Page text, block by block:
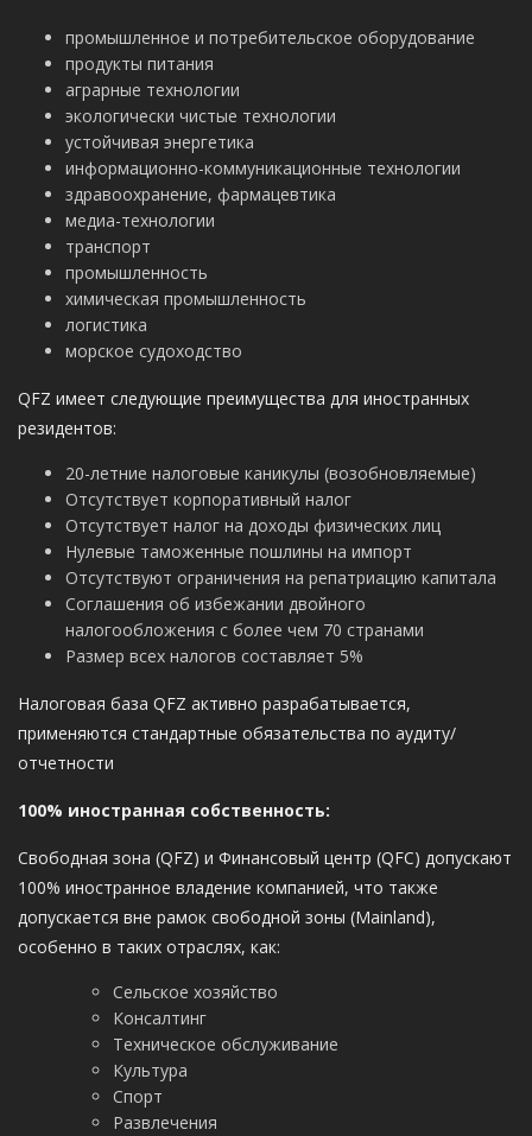
промышленное и потребительское оборудование
продукты питания
аграрные технологии
экологически чистые технологии
устойчивая энергетика
информационно-коммуникационные технологии
здравоохранение, фармацевтика
медиа-технологии
транспорт
промышленность
химическая промышленность
логистика
морское судоходство
QFZ имеет следующие преимущества для иностранных
резидентов:
20-летние налоговые каникулы (возобновляемые)
Отсутствует корпоративный налог
Отсутствует налог на доходы физических лиц
Нулевые таможенные пошлины на импорт
Отсутствуют ограничения на репатриацию капитала
Соглашения об избежании двойного
налогообложения с более чем 70 странами
Размер всех налогов составляет 5%
Налоговая база QFZ активно разрабатывается,
применяются стандартные обязательства по аудиту/
отчетности
100% иностранная собственность:
Свободная зона (QFZ) и Финансовый центр (QFC) допускают
100% иностранное владение компанией, что также
допускается вне рамок свободной зоны (Mainland),
особенно в таких отраслях, как:
Сельское хозяйство
Консалтинг
Техническое обслуживание
Культура
Спорт
Развлечения